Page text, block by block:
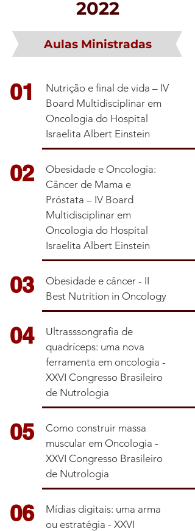
2022
Aulas Ministradas
01
Nutrição e final de vida – IV
Board Multidisciplinar em
Oncologia do Hospital
Israelita Albert Einstein
02
Obesidade e Oncologia:
Câncer de Mama e
Próstata – IV Board
Multidisciplinar em
Oncologia do Hospital
Israelita Albert Einstein
03
Obesidade e câncer - II
Best Nutrition in Oncology
04
Ultrasssongrafia de
quadríceps: uma nova
ferramenta em oncologia -
XXVI Congresso Brasileiro
de Nutrologia
05
Como construir massa
muscular em Oncologia -
XXVI Congresso Brasileiro
de Nutrologia
06
Mídias digitais: uma arma
ou estratégia - XXVI